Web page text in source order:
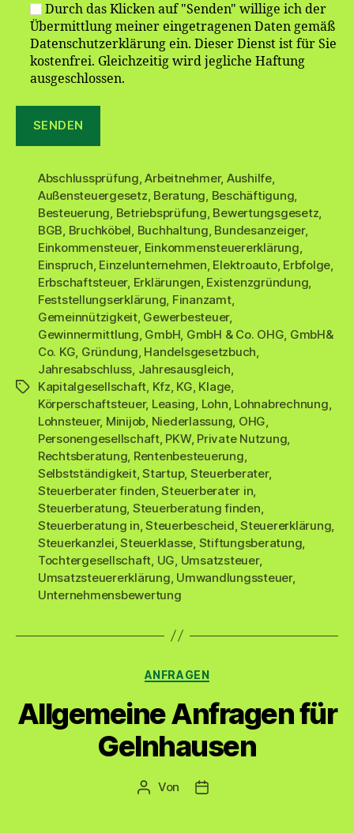
Durch das Klicken auf "Senden" willige ich der
Übermittlung meiner eingetragenen Daten gemäß
Datenschutzerklärung ein. Dieser Dienst ist für Sie
kostenfrei. Gleichzeitig wird jegliche Haftung
ausgeschlossen.
Schlagwörter
Abschlussprüfung ,Arbeitnehmer, Aushilfe,
Außensteuergesetz Beratung Beschäftigung
Besteuerung Betriebsprüfung Bewertungsgesetz
BGB Bruchköbel Buchhaltung Bundesanzeiger,
Einkommensteuer, Einkommensteuererklärung
Einspruch Einzelunternehmen Elektroauto, Erbfolge
Erbschaftsteuer, Erklärungen Existenzgründung
Feststellungserklärung Finanzamt,
Gemeinnützigkeit, Gewerbesteuer,
Gewinnermittlung GmbH GmbH & Co. OHG GmbH&
Co. KG Gründung Handelsgesetzbuch
Jahresabschluss Jahresausgleich
Kapitalgesellschaft Kfz KG Klage
Körperschaftsteuer, Leasing Lohn Lohnabrechnung
Lohnsteuer, Minijob Niederlassung OHG
Personengesellschaft, PKW, Private Nutzung
Rechtsberatung Rentenbesteuerung
Selbstständigkeit,Startup, Steuerberater,
Steuerberater finden ,Steuerberater in
Steuerberatung Steuerberatung finden
Steuerberatung in ,Steuerbescheid ,Steuererklärung
Steuerkanzlei ,Steuerklasse Stiftungsberatung
Tochtergesellschaft UG Umsatzsteuer,
Umsatzsteuererklärung Umwandlungssteuer,
Unternehmensbewertung
Kategorien
ANFRAGEN
Allgemeine Anfragen für
Gelnhausen
Beitragsautor
Von Veröffentlichungsdatum